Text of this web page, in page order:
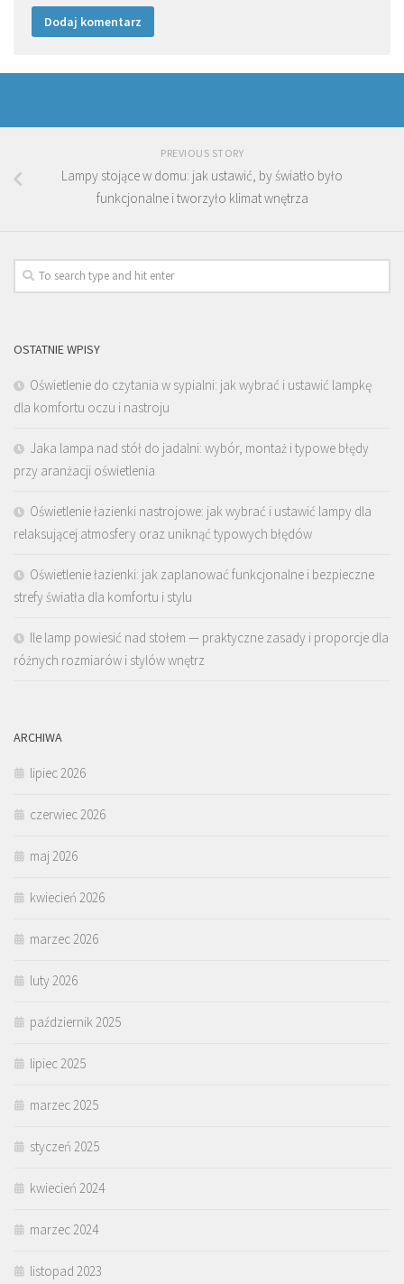
PREVIOUS STORY
Lampy stojące w domu: jak ustawić, by światło było
funkcjonalne i tworzyło klimat wnętrza
OSTATNIE WPISY
Oświetlenie do czytania w sypialni: jak wybrać i ustawić lampkę
dla komfortu oczu i nastroju
Jaka lampa nad stół do jadalni: wybór, montaż i typowe błędy
przy aranżacji oświetlenia
Oświetlenie łazienki nastrojowe: jak wybrać i ustawić lampy dla
relaksującej atmosfery oraz uniknąć typowych błędów
Oświetlenie łazienki: jak zaplanować funkcjonalne i bezpieczne
strefy światła dla komfortu i stylu
Ile lamp powiesić nad stołem — praktyczne zasady i proporcje dla
różnych rozmiarów i stylów wnętrz
ARCHIWA
lipiec 2026
czerwiec 2026
maj 2026
kwiecień 2026
marzec 2026
luty 2026
październik 2025
lipiec 2025
marzec 2025
styczeń 2025
kwiecień 2024
marzec 2024
listopad 2023